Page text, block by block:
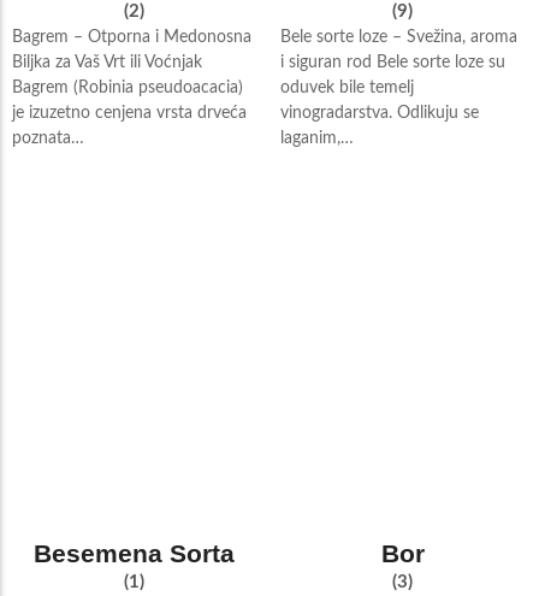
(2)
Bagrem – Otporna i Medonosna
Biljka za Vaš Vrt ili Voćnjak
Bagrem (Robinia pseudoacacia)
je izuzetno cenjena vrsta drveća
poznata…
(9)
Bele sorte loze – Svežina, aroma
i siguran rod Bele sorte loze su
oduvek bile temelj
vinogradarstva. Odlikuju se
laganim,…
Besemena Sorta
(1)
Bor
(3)